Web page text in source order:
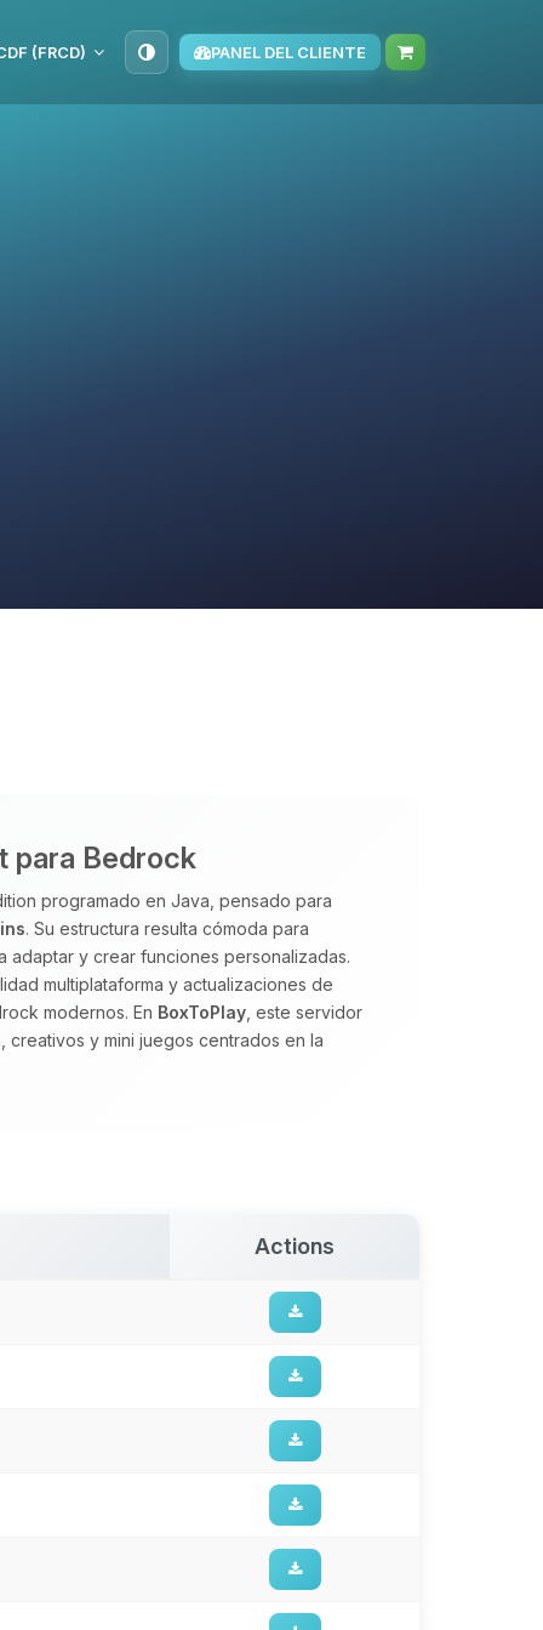
(FRCD) PANEL DEL CLIENTE
para Bedrock
programado en Java, pensado para
. Su estructura resulta cómoda para
adaptar y crear funciones personalizadas.
multiplataforma y actualizaciones de
modernos. En BoxToPlay , este servidor
y mini juegos centrados en la
Actions